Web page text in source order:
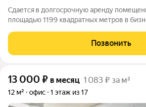
Сдается в долгосрочную аренду
площадью 1199 квадратных метров в
Удобное расположение здания для всех
Автомобиль: близость
Позвонить
13 000 ₽ в месяц 1 083 ₽ за м²
12 м² офис 1 этаж из 17